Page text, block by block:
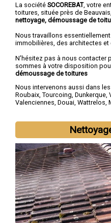
La société SOCOREBAT, votre
toitures, située près de
nettoyage, démoussage de
Nous travaillons
immobilières, des architectes et
N'hésitez pas à nous contacter
sommes à votre disposition
démoussage de toitures
Nous intervenons aussi dans
Roubaix, Tourcoing, Dunkerque,
Valenciennes, Douai, Wattrelos,